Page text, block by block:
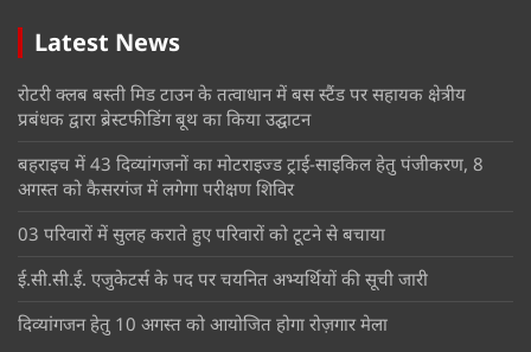
Latest News
रोटरी क्लब बस्ती मिड टाउन के तत्वाधान में बस स्टैंड पर सहायक क्षेत्रीय
प्रबंधक द्वारा ब्रेस्टफीडिंग बूथ का किया उद्घाटन
बहराइच में 43 दिव्यांगजनों का मोटराइज्ड ट्राई-साइकिल हेतु पंजीकरण, 8
अगस्त को कैसरगंज में लगेगा परीक्षण शिविर
03 परिवारों में सुलह कराते हुए परिवारों को टूटने से बचाया
ई.सी.सी.ई. एजुकेटर्स के पद पर चयनित अभ्यर्थियों की सूची जारी
दिव्यांगजन हेतु 10 अगस्त को आयोजित होगा रोज़गार मेला